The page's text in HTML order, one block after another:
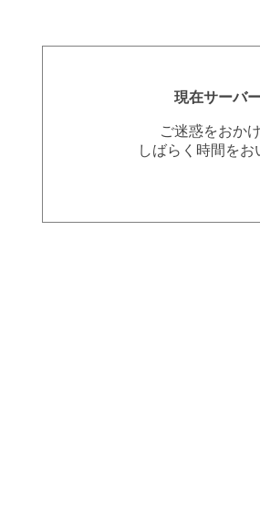
現在サーバ
ご迷惑をおか
しばらく時間を